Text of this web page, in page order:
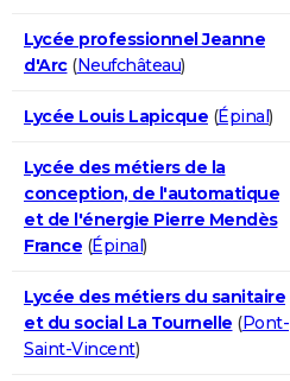
Lycée professionnel Jeanne
d'Arc(Neufchâteau)
Lycée Louis Lapicque (Épinal)
Lycée des métiers de la
conception, de l'automatique
et de l'énergie Pierre Mendès
France (Épinal)
Lycée des métiers du sanitaire
et du social La Tournelle (Pont-
Saint-Vincent)